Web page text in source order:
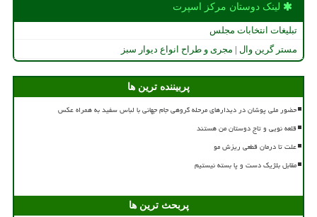
لینک دوستان مركز اسپرت
تبلیغات انتخابات مجلس
مستر گرین وال | مجری و طراح انواع دیوار سبز
پربیننده ترین ها
حضور ملی پوشان در دیدارهای مرحله گروهی جام جهانی با لباس سفید به همراه عکس
قلعه نویی و تاج دوستان من هستند
علت تا درمان قطعی ریزش مو
مقابل بلژیک دست و پا بسته نیستیم
پربحث ترین ها